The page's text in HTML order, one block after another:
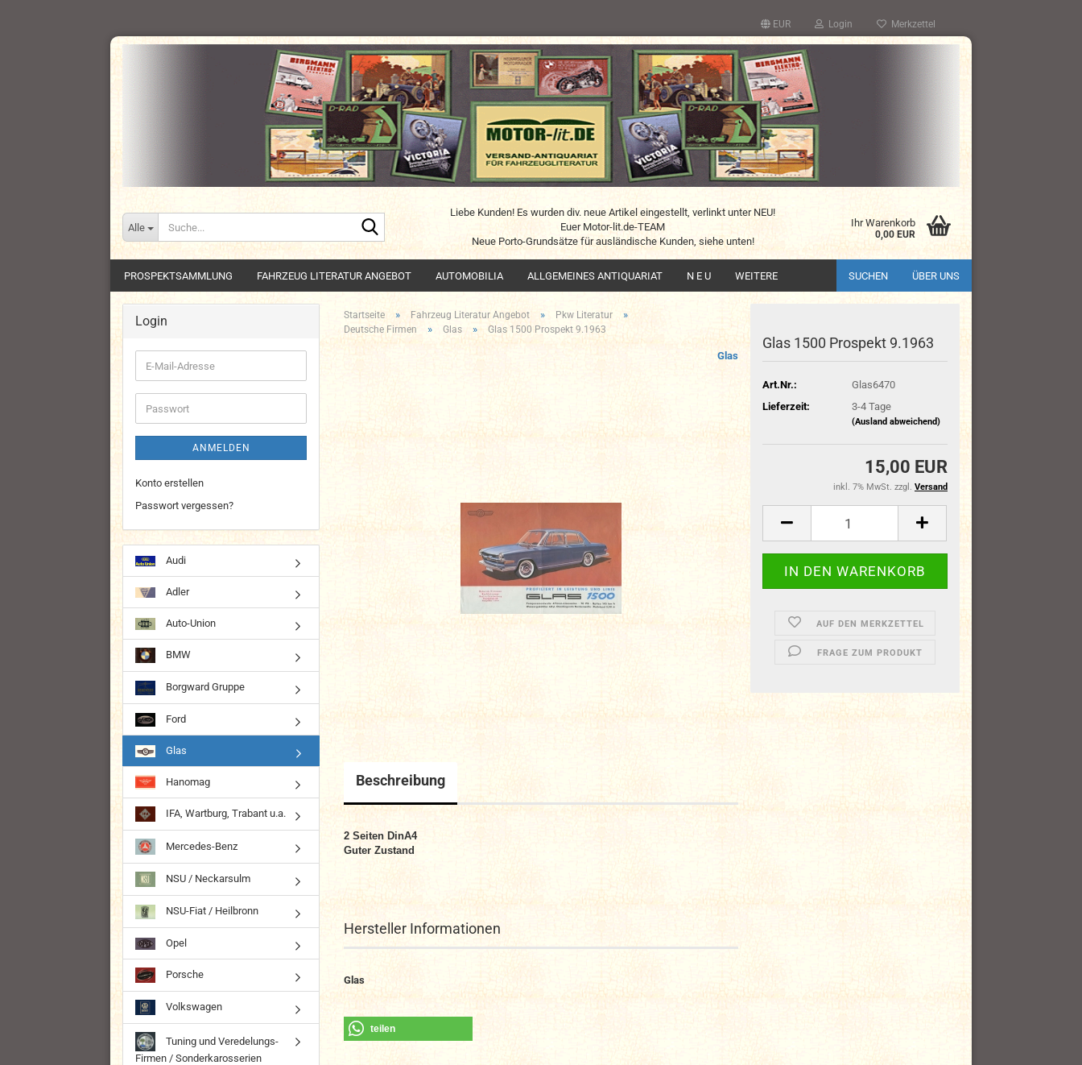
EUR Login Merkzettel
Alle
Liebe Kunden! Es wurden div. neue Artikel eingestellt, verlinkt unter NEU!
Euer Motor-lit.de-TEAM
Neue Porto-Grundsätze für ausländische Kunden, siehe unten!
Ihr Warenkorb
0,00 EUR
PROSPEKTSAMMLUNG FAHRZEUG LITERATUR ANGEBOT AUTOMOBILIA ALLGEMEINES ANTIQUARIAT N E U SUCHEN ÜBER UNS
WEITERE
Startseite » Fahrzeug Literatur Angebot » Pkw Literatur »
Deutsche Firmen » Glas » Glas 1500 Prospekt 9.1963
Glas
Glas 1500 Prospekt 9.1963
Art.Nr.:
Glas6470
Lieferzeit:
3-4 Tage
(Ausland abweichend)
15,00 EUR
inkl. 7% MwSt. zzgl. Versand
AUF DEN MERKZETTEL
FRAGE ZUM PRODUKT
Beschreibung
2 Seiten DinA4
Guter Zustand
Hersteller Informationen
Glas
teilen
Login
E-
Mail-
Adresse
Passwort
ANMELDEN
Konto erstellen
Passwort vergessen?
Audi
Adler
Auto-Union
BMW
Borgward Gruppe
Ford
Glas
Hanomag
IFA, Wartburg, Trabant u.a.
Mercedes-Benz
NSU / Neckarsulm
NSU-Fiat / Heilbronn
Opel
Porsche
Volkswagen
Tuning und Veredelungs-
Firmen / Sonderkarosserien